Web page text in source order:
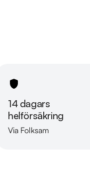
14 dagars
helförsäkring
Via Folksam